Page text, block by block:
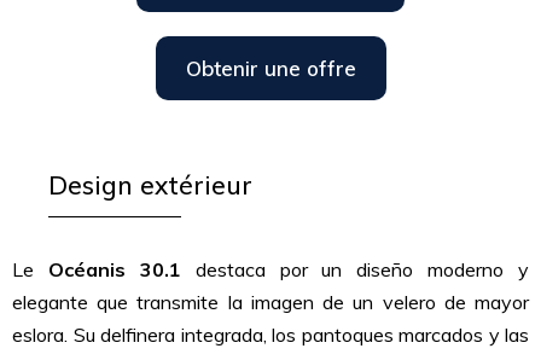
Obtenir une offre
Design extérieur
Le Océanis 30.1 destaca por un diseño moderno y
elegante que transmite la imagen de un velero de mayor
eslora. Su delfinera integrada, los pantoques marcados y las